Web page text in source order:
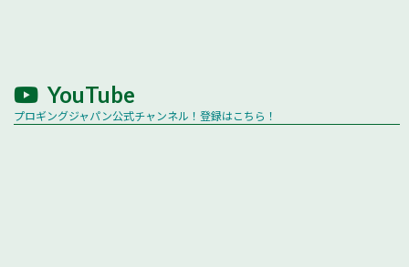
YouTube
プロギングジャパン公式チャンネル！登録はこちら！